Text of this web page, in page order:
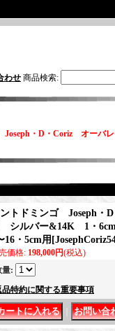
わせ 商品検索:
Joseph・D・Coriz オーバ
トドミンゴ Joseph・
シルバー&14K 1・6cm
16・5cm用 [
価格: 198,000円(税込)
量:
品特約に関する重要事項